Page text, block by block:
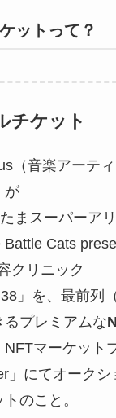
ットって？
チケット
（音楽アーテ
が
まスーパーア
Cats
クリニック
」を、最前列
るプレミアムな
NFTマーケット
」にてオーク
のこと。